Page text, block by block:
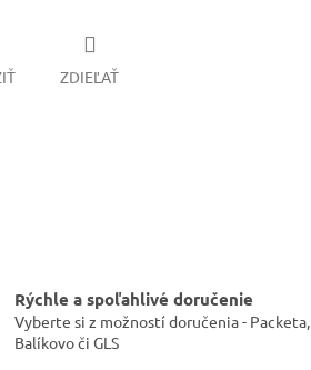
ZDIEĽAŤ
Rýchle a spoľahlivé doručenie
Vyberte si z možností doručenia - Packeta,
Balíkovo či GLS